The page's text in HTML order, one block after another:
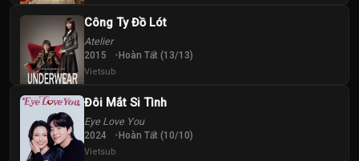
Công Ty Đồ Lót
Atelier
2015 Hoàn Tất (13/13)
Vietsub
Đôi Mắt Si Tình
Eye Love You
2024 Hoàn Tất (10/10)
Vietsub